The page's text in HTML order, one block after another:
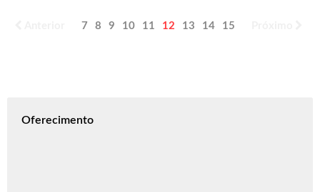
7 8 9 10 11 12 13 14 15
Oferecimento